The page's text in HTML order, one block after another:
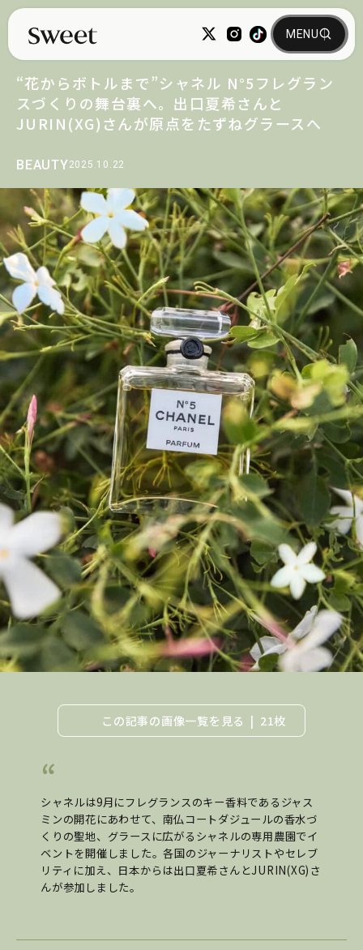
BEAUTY2025.10.22
“花からボトルまで”シャネル N°5フレグラン
スづくりの舞台裏へ。出口夏希さんと
JURIN(XG)さんが原点をたずねグラースへ
この記事の画像一覧を見る 21枚
シャネルは9月にフレグランスのキー香料であるジャス
ミンの開花にあわせて、南仏コートダジュールの香水づ
くりの聖地、グラースに広がるシャネルの専用農園でイ
ベントを開催しました。各国のジャーナリストやセレブ
リティに加え、日本からは出口夏希さんとJURIN(XG)さ
んが参加しました。